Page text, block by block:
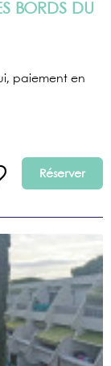
BORDS DU
paiement en
Réserver